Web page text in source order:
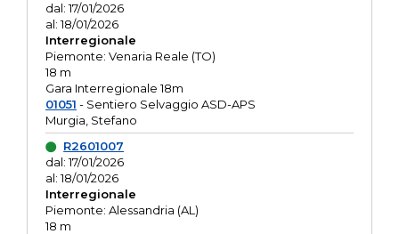
dal: 17/01/2026
al: 18/01/2026
Interregionale
Piemonte: Venaria Reale (TO)
18 m
Gara Interregionale 18m
01051 - Sentiero Selvaggio ASD-APS
Murgia, Stefano
R2601007
dal: 17/01/2026
al: 18/01/2026
Interregionale
Piemonte: Alessandria (AL)
18 m